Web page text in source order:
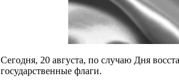
Сегодня, 20 августа, по случаю Дня
государственные флаги.